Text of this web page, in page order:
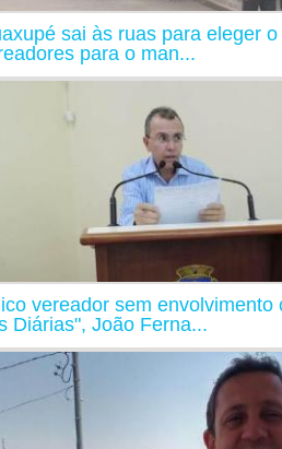
sai às ruas para eleger
para o man...
vereador sem envolvimento
Diárias", João Ferna...